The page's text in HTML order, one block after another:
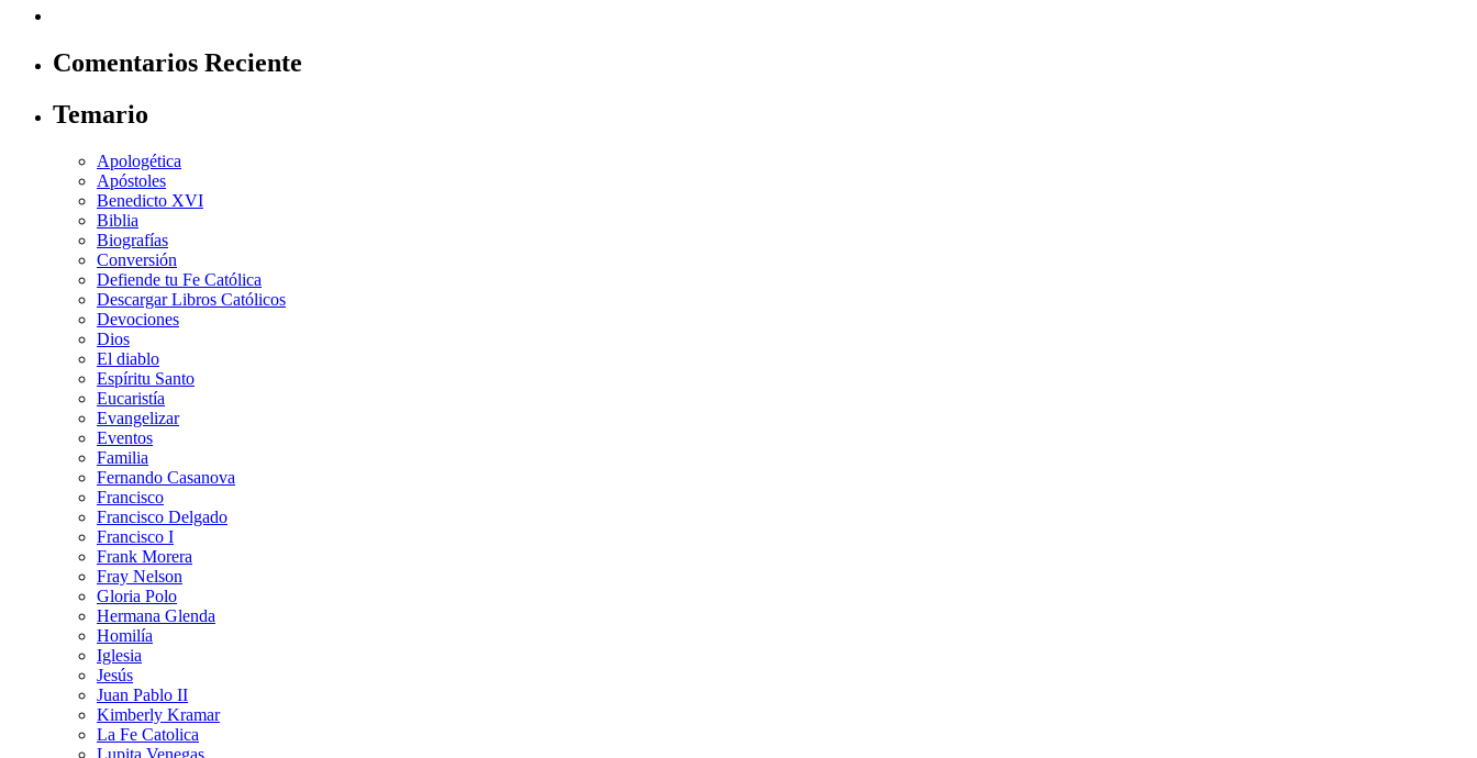
Comentarios Reciente
Temario
Apologética
Apóstoles
Benedicto XVI
Biblia
Biografías
Conversión
Defiende tu Fe Católica
Descargar Libros Católicos
Devociones
Dios
El diablo
Espíritu Santo
Eucaristía
Evangelizar
Eventos
Familia
Fernando Casanova
Francisco
Francisco Delgado
Francisco I
Frank Morera
Fray Nelson
Gloria Polo
Hermana Glenda
Homilía
Iglesia
Jesús
Juan Pablo II
Kimberly Kramar
La Fe Catolica
Lupita Venegas